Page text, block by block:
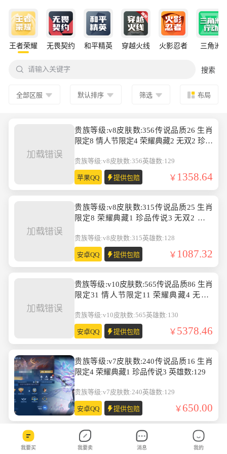
王者荣耀 无畏契约 和平精英 穿越火线 火影忍者 三角洲
 请输入关键字 搜索
全部区服 默认排序 筛选 布局
贵族等级:v8皮肤数:356传说品质26 生肖
限定8 情人节限定4 荣耀典藏2 无双2 珍品
贵族等级:v8皮肤数:356英雄数:129
苹果QQ 提供包赔 1358.64
贵族等级:v8皮肤数:315传说品质25 生肖
限定8 荣耀典藏1 珍品传说3 无双2 英雄
贵族等级:v8皮肤数:315英雄数:128
安卓QQ 提供包赔 1087.32
贵族等级:v10皮肤数:565传说品质86 生肖
限定31 情人节限定11 荣耀典藏4 无双7
贵族等级:v10皮肤数:565英雄数:130
安卓QQ 提供包赔 5378.46
贵族等级:v7皮肤数:240传说品质16 生肖
限定4 荣耀典藏1 珍品传说3 英雄数:129
贵族等级:v7皮肤数:240英雄数:129
安卓QQ 提供包赔 650.00
贵族等级:v7皮肤数:273传说品质14 情人
节限定1 珍品传说1 生肖限定4 荣耀典藏1
我要买 我要卖 消息 我的